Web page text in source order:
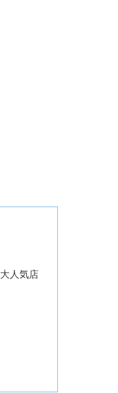
人気店